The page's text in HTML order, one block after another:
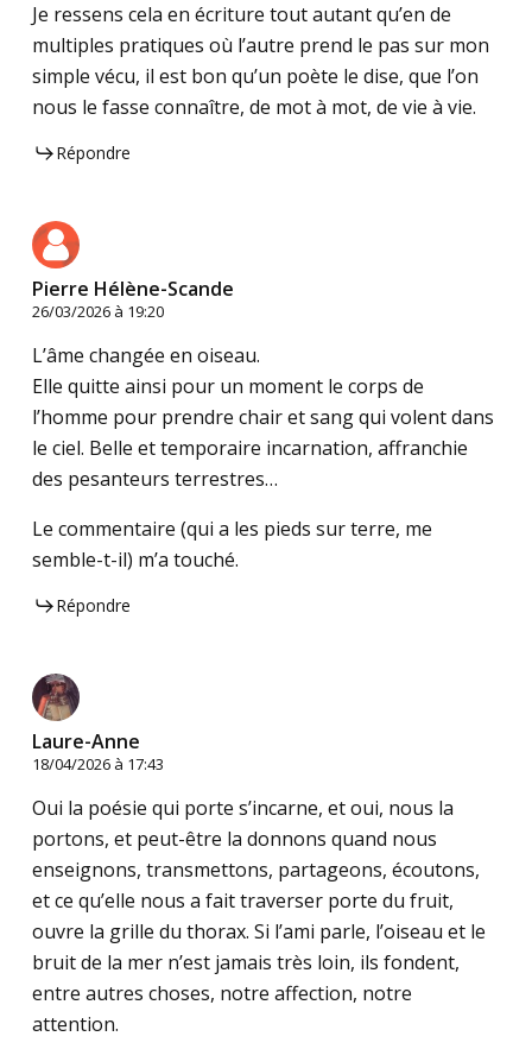
Je ressens cela en écriture tout autant qu’en de
multiples pratiques où l’autre prend le pas sur mon
simple vécu, il est bon qu’un poète le dise, que l’on
nous le fasse connaître, de mot à mot, de vie à vie.
Répondre
Pierre Hélène-Scande
26/03/2026 à 19:20
L’âme changée en oiseau.
Elle quitte ainsi pour un moment le corps de
l’homme pour prendre chair et sang qui volent dans
le ciel. Belle et temporaire incarnation, affranchie
des pesanteurs terrestres…
Le commentaire (qui a les pieds sur terre, me
semble-t-il) m’a touché.
Répondre
Laure-Anne
18/04/2026 à 17:43
Oui la poésie qui porte s’incarne, et oui, nous la
portons, et peut-être la donnons quand nous
enseignons, transmettons, partageons, écoutons,
et ce qu’elle nous a fait traverser porte du fruit,
ouvre la grille du thorax. Si l’ami parle, l’oiseau et le
bruit de la mer n’est jamais très loin, ils fondent,
entre autres choses, notre affection, notre
attention.